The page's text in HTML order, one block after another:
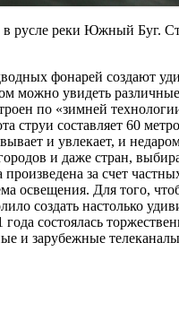
реки Южный Буг.
фонарей создают
можно увидеть
по «зимней
составляет 60
и увлекает, и
и даже стран,
за счет
освещения. Для того,
создать настолько
состоялась
и зарубежные